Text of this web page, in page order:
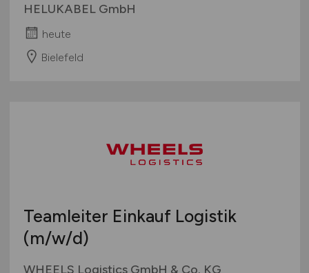
HELUKABEL GmbH
heute
Bielefeld
Teamleiter Einkauf Logistik
(m/w/d)
WHEELS Logistics GmbH & Co. KG